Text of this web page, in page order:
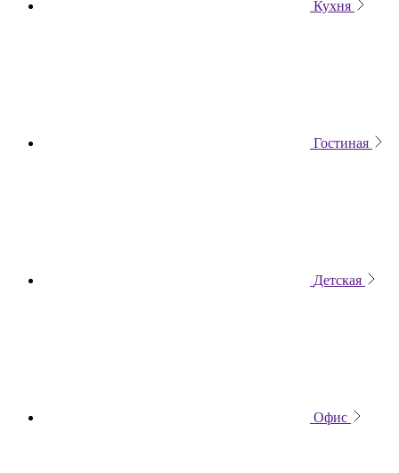
Кухня
Гостиная
Детская
Офис